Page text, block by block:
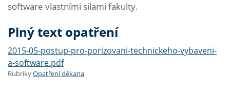
software vlastními silami fakulty.
Plný text opatření
2015-05-postup-pro-porizovani-technickeho-vybaveni-
a-software.pdf
RubrikyOpatření děkana